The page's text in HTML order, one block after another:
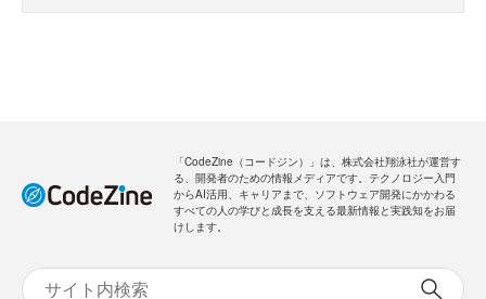
「CodeZine（コードジン）」は、株式会社翔泳社が運営す
る、開発者のための情報メディアです。テクノロジー入門
からAI活用、キャリアまで、ソフトウェア開発にかかわる
すべての人の学びと成長を支える最新情報と実践知をお届
けします。